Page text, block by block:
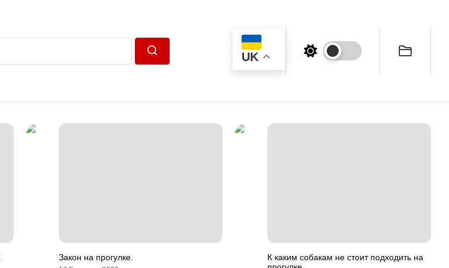
UK
Закон на прогулке.
К каким собакам не стоит подходить на